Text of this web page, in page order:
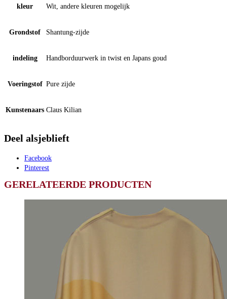
kleur Wit, andere kleuren mogelijk
Grondstof Shantung-zijde
indeling Handborduurwerk in twist en Japans goud
Voeringstof Pure zijde
Kunstenaars Claus Kilian
Deel alsjeblieft
Facebook
Pinterest
GERELATEERDE PRODUCTEN